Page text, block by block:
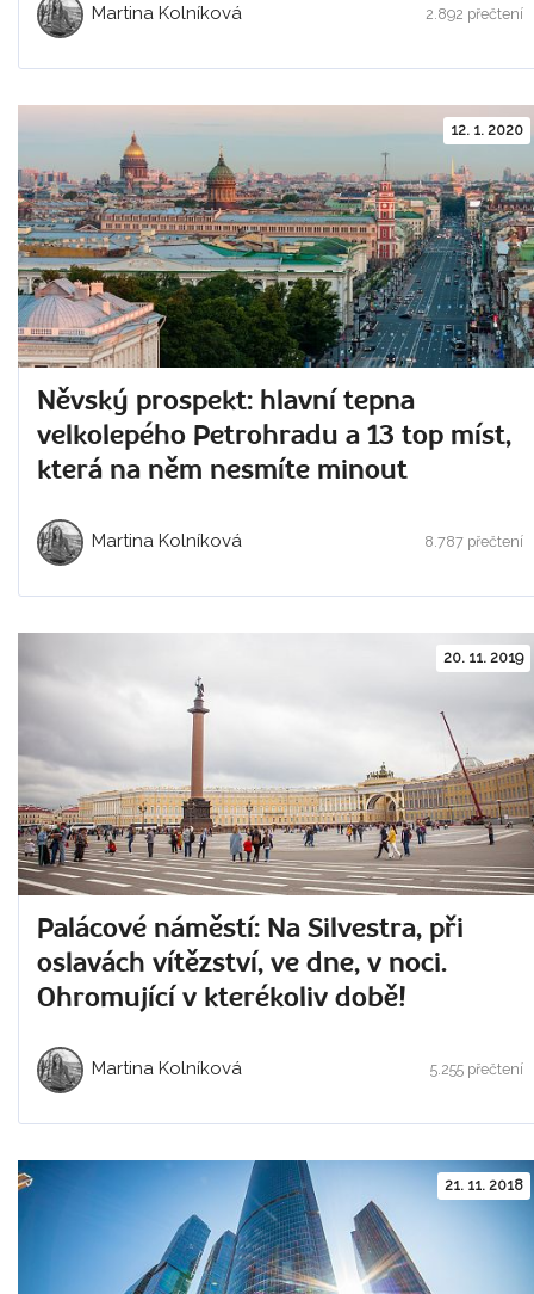
Martina Kolníková 2.892 přečtení
12. 1. 2020
Něvský prospekt: hlavní tepna
velkolepého Petrohradu a 13 top míst,
která na něm nesmíte minout
Martina Kolníková 8.787 přečtení
20. 11. 2019
Palácové náměstí: Na Silvestra, při
oslavách vítězství, ve dne, v noci.
Ohromující v kterékoliv době!
Martina Kolníková 5.255 přečtení
21. 11. 2018